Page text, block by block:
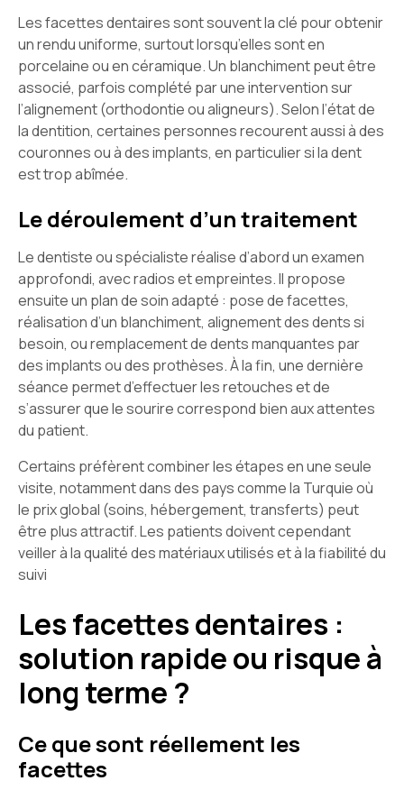
Les facettes dentaires sont souvent la clé pour obtenir
un rendu uniforme, surtout lorsqu’elles sont en
porcelaine ou en céramique. Un blanchiment peut être
associé, parfois complété par une intervention sur
l’alignement (orthodontie ou aligneurs). Selon l’état de
la dentition, certaines personnes recourent aussi à des
couronnes ou à des implants, en particulier si la dent
est trop abîmée.
Le déroulement d’un traitement
Le dentiste ou spécialiste réalise d’abord un examen
approfondi, avec radios et empreintes. Il propose
ensuite un plan de soin adapté : pose de facettes,
réalisation d’un blanchiment, alignement des dents si
besoin, ou remplacement de dents manquantes par
des implants ou des prothèses. À la fin, une dernière
séance permet d’effectuer les retouches et de
s’assurer que le sourire correspond bien aux attentes
du patient.
Certains préfèrent combiner les étapes en une seule
visite, notamment dans des pays comme la Turquie où
le prix global (soins, hébergement, transferts) peut
être plus attractif. Les patients doivent cependant
veiller à la qualité des matériaux utilisés et à la fiabilité du
suivi
Les facettes dentaires :
solution rapide ou risque à
long terme ?
Ce que sont réellement les
facettes